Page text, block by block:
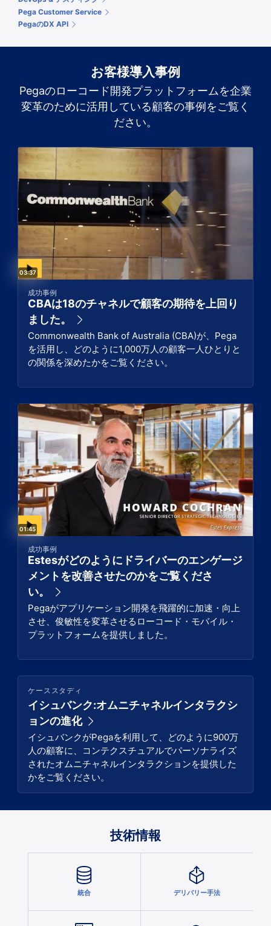
Pega Customer Service
PegaのDX API
お客様導入事例
Pegaのローコード開発プラットフォームを企業
変革のために活用している顧客の事例をご覧く
ださい。
Video duration:
03:37
成功事例
CBAは18のチャネルで顧客の期待を上回り
ました。
Commonwealth Bank of Australia (CBA)が、Pega
を活用し、どのように1,000万人の顧客一人ひとりと
の関係を深めたかをご覧ください。
Video duration:
01:45
成功事例
Estesがどのようにドライバーのエンゲージ
メントを改善させたのかをご覧くださ
い。
Pegaがアプリケーション開発を飛躍的に加速・向上
させ、俊敏性を変革させるローコード・モバイル・
プラットフォームを提供しました。
ケーススタディ
イシュバンク:オムニチャネルインタラクシ
ョンの進化
イシュバンクがPegaを利用して、どのように900万
人の顧客に、コンテクスチュアルでパーソナライズ
されたオムニチャネルインタラクションを提供した
かをご覧ください。
技術情報
統合 デリバリー手法